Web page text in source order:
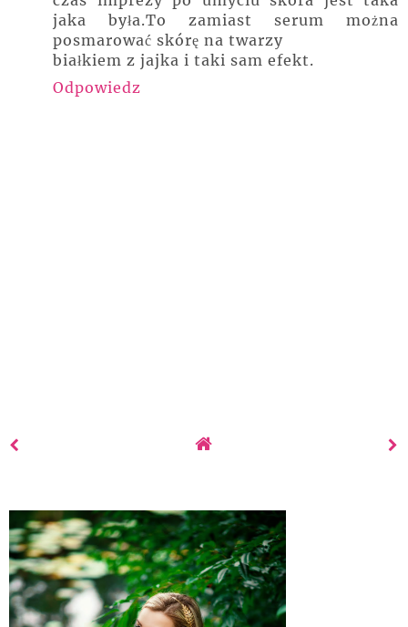
jaka była.To zamiast serum można
posmarować skórę na twarzy
białkiem z jajka i taki sam efekt.
Odpowiedz